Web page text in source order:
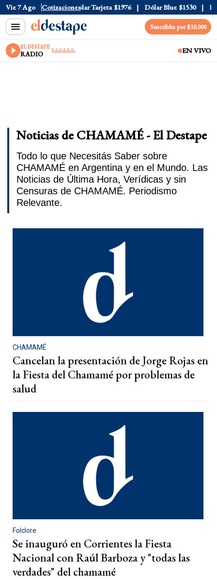
Vie 7 Ago Cotizaciones
Oficial $1520 Dólar Tarjeta $1976 Dólar Blue $1530
Suscribite por $10.000
EL DESTAPE
RADIO EN VIVO
Noticias de CHAMAMÉ - El Destape
Todo lo que Necesitás Saber sobre
CHAMAMÉ en Argentina y en el Mundo. Las
Noticias de Última Hora, Verídicas y sin
Censuras de CHAMAMÉ. Periodismo
Relevante.
CHAMAMÉ
Cancelan la presentación de Jorge Rojas en
la Fiesta del Chamamé por problemas de
salud
Folclore
Se inauguró en Corrientes la Fiesta
Nacional con Raúl Barboza y "todas las
verdades" del chamamé